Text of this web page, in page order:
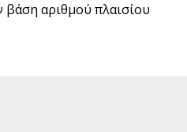
βάση αριθμού πλαισίου